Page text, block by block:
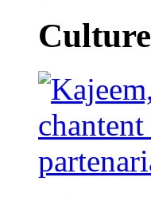
Culture